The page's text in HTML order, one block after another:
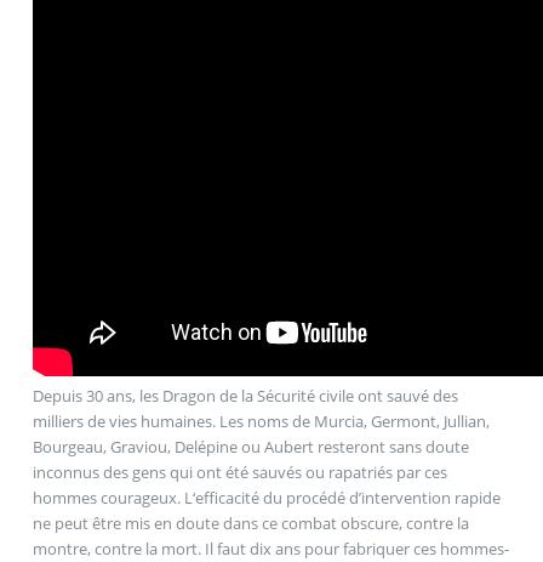
Depuis 30 ans, les Dragon de la Sécurité civile ont sauvé des
milliers de vies humaines. Les noms de Murcia, Germont, Jullian,
Bourgeau, Graviou, Delépine ou Aubert resteront sans doute
inconnus des gens qui ont été sauvés ou rapatriés par ces
hommes courageux. L‘efficacité du procédé d’intervention rapide
ne peut être mis en doute dans ce combat obscure, contre la
montre, contre la mort. Il faut dix ans pour fabriquer ces hommes-